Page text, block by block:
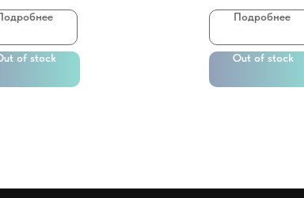
of stock
Подробнее
Out of stock